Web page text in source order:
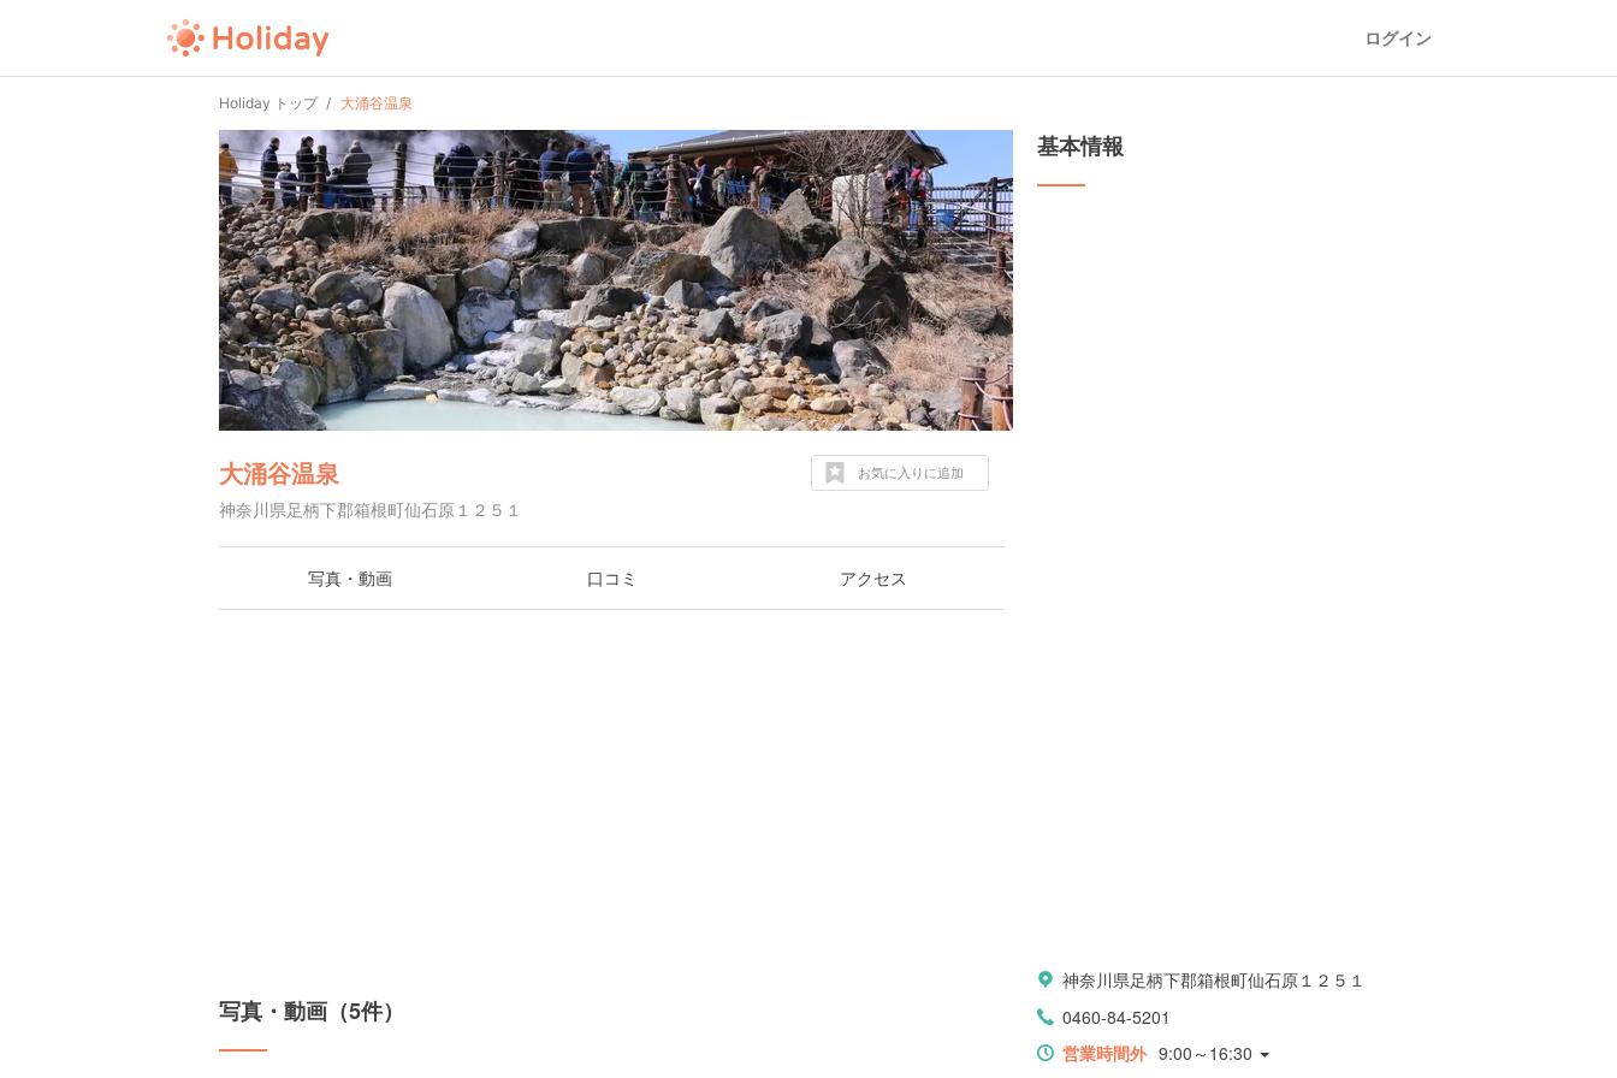
ログイン
Holiday トップ 大涌谷温泉
大涌谷温泉
神奈川県足柄下郡箱根町仙石原１２５１
お気に入りに追加
写真・動画 口コミ アクセス
写真・動画（5件）
基本情報
神奈川県足柄下郡箱根町仙石原１２５１
0460-84-5201
営業時間外 9:00～16:30